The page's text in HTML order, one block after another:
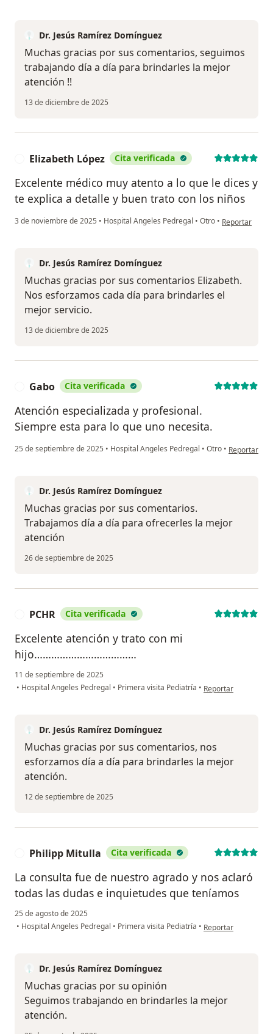
Dr. Jesús Ramírez Domínguez
Muchas gracias por sus comentarios, seguimos
trabajando día a día para brindarles la mejor
atención !!
13 de diciembre de 2025
Elizabeth López Cita verificada
Excelente médico muy atento a lo que le dices y
te explica a detalle y buen trato con los niños
3 de noviembre de 2025 • Hospital Angeles Pedregal • Otro • en opinión del
Reportar
Dr. Jesús Ramírez Domínguez
Muchas gracias por sus comentarios Elizabeth.
Nos esforzamos cada día para brindarles el
mejor servicio.
13 de diciembre de 2025
Gabo Cita verificada
Atención especializada y profesional.
Siempre esta para lo que uno necesita.
25 de septiembre de 2025 • Hospital Angeles Pedregal • Otro • en opinión
Reportar
Dr. Jesús Ramírez Domínguez
Muchas gracias por sus comentarios.
Trabajamos día a día para ofrecerles la mejor
atención
26 de septiembre de 2025
PCHR Cita verificada
Excelente atención y trato con mi
hijo………………………………
11 de septiembre de 2025
• Hospital Angeles Pedregal • Primera visita Pediatría • en opinión del
Reportar
Dr. Jesús Ramírez Domínguez
Muchas gracias por sus comentarios, nos
esforzamos día a día para brindarles la mejor
atención.
12 de septiembre de 2025
Philipp Mitulla Cita verificada
La consulta fue de nuestro agrado y nos aclaró
todas las dudas e inquietudes que teníamos
25 de agosto de 2025
• Hospital Angeles Pedregal • Primera visita Pediatría • en opinión del
Reportar
Dr. Jesús Ramírez Domínguez
Muchas gracias por su opinión
Seguimos trabajando en brindarles la mejor
atención.